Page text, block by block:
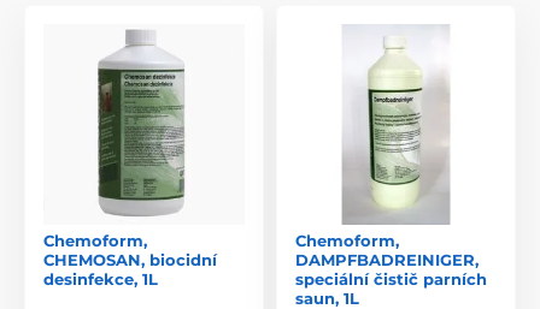
Chemoform,
CHEMOSAN, biocidní
desinfekce, 1L
Chemoform,
DAMPFBADREINIGER,
speciální čistič parních
saun, 1L